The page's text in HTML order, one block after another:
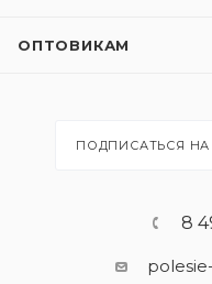
ОПТОВИКАМ
ПОДПИСАТЬСЯ
8